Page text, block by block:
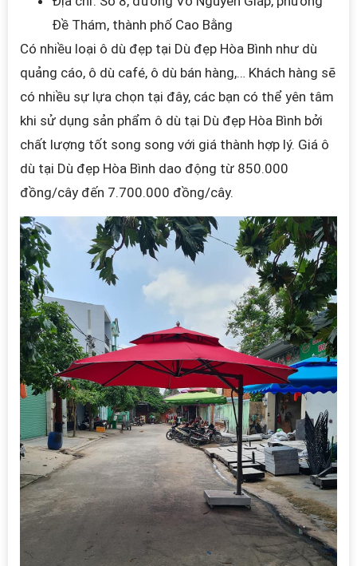
Đề Thám, thành phố Cao Bằng
Có nhiều loại ô dù đẹp tại Dù đẹp Hòa Bình như dù
quảng cáo, ô dù café, ô dù bán hàng,… Khách hàng sẽ
có nhiều sự lựa chọn tại đây, các bạn có thể yên tâm
khi sử dụng sản phẩm ô dù tại Dù đẹp Hòa Bình bởi
chất lượng tốt song song với giá thành hợp lý. Giá ô
dù tại Dù đẹp Hòa Bình dao động từ 850.000
đồng/cây đến 7.700.000 đồng/cây.